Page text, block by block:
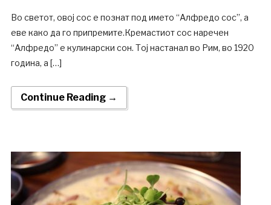
Во светот, овој сос е познат под името “Алфредо сос”, а
еве како да го припремите.Кремастиот сос наречен
“Алфредо” е кулинарски сон. Тој настанал во Рим, во 1920
година, а […]
Continue Reading →